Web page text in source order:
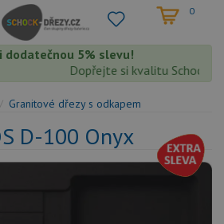
0
dodatečnou 5% slevu!
Dopřejte si kvalitu Schock s
Granitové dřezy s odkapem
D-100 Onyx